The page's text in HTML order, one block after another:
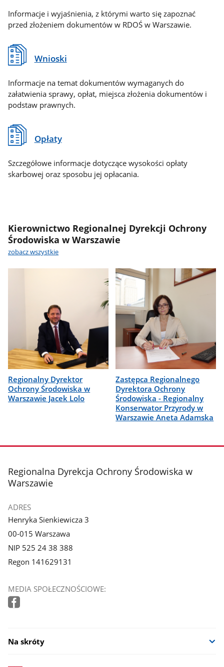
Informacje i wyjaśnienia, z którymi warto się zapoznać
przed złożeniem dokumentów w RDOŚ w Warszawie.
Wnioski
Informacje na temat dokumentów wymaganych do
załatwienia sprawy, opłat, miejsca złożenia dokumentów i
podstaw prawnych.
Opłaty
Szczegółowe informacje dotyczące wysokości opłaty
skarbowej oraz sposobu jej opłacania.
Kierownictwo Regionalnej Dyrekcji Ochrony
Środowiska w Warszawie
zobacz wszystkie
Regionalny Dyrektor
Ochrony Środowiska w
Warszawie Jacek Lolo
Zastępca Regionalnego
Dyrektora Ochrony
Środowiska - Regionalny
Konserwator Przyrody w
Warszawie Aneta Adamska
stopka
Regionalna Dyrekcja Ochrony Środowiska w
Warszawie
ADRES
Henryka Sienkiewicza 3
00-015 Warszawa
NIP 525 24 38 388
Regon 141629131
MEDIA SPOŁECZNOŚCIOWE:
Na skróty